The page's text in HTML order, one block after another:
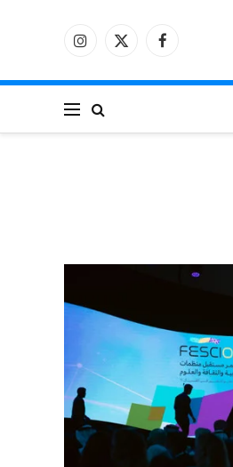
فيسبوكX
الانستغرام